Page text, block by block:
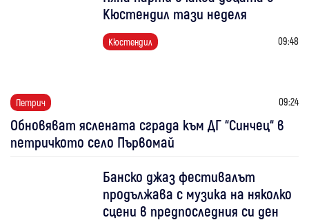
Кюстендил тази неделя
Кюстендил 09:48
Петрич 09:24
Обновяват яслената сграда към ДГ “Синчец“ в
петричкото село Първомай
Банско джаз фестивалът
продължава с музика на няколко
сцени в предпоследния си ден